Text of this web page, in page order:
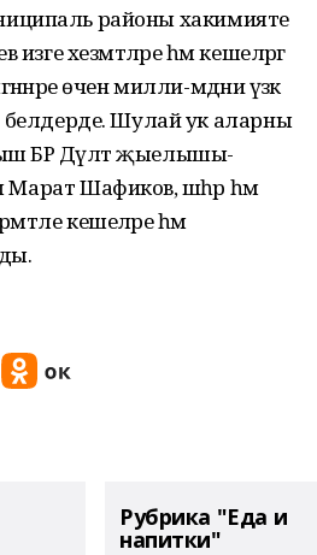
районы хакимияте
хезмәтләре һәм кешеләргә
өчен милли-мәдәни үзәк
белдерде. Шулай ук аларны
БР Дәүләт җыелышы-
Шафиков, шәһәр һәм
кешеләре һәм
Рубрика "Еда и
напитки"